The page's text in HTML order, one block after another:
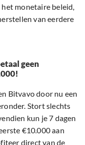
monetaire beleid,
van eerdere
geen
Bitvavo door nu een
Stort slechts
kun je 7 dagen
€10.000 aan
direct van de